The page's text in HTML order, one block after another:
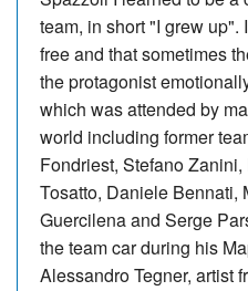
team, in short "I grew up".
free and that sometimes
the protagonist
which was attended by
world including former
Fondriest, Stefano
Tosatto, Daniele Bennati,
Guercilena and Serge
the team car during his
Alessandro Tegner, artist